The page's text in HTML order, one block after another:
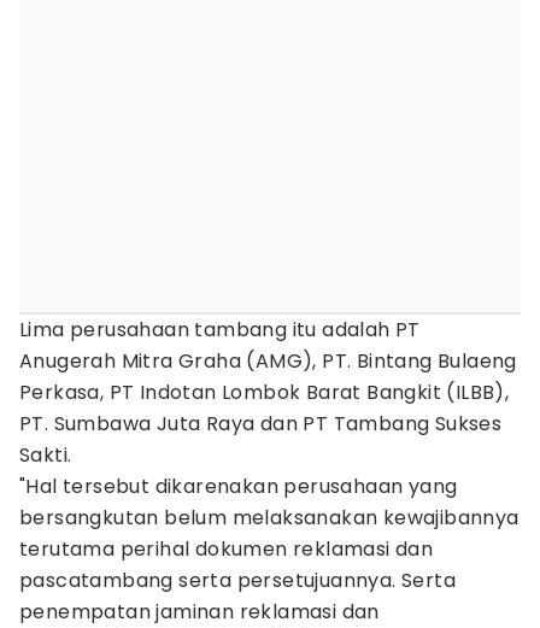
Lima perusahaan tambang itu adalah PT
Anugerah Mitra Graha (AMG), PT. Bintang Bulaeng
Perkasa, PT Indotan Lombok Barat Bangkit (ILBB),
PT. Sumbawa Juta Raya dan PT Tambang Sukses
Sakti.
"Hal tersebut dikarenakan perusahaan yang
bersangkutan belum melaksanakan kewajibannya
terutama perihal dokumen reklamasi dan
pascatambang serta persetujuannya. Serta
penempatan jaminan reklamasi dan